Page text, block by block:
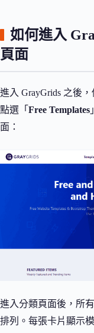
如何進入
頁面
進入 GrayGrids 之後
點選「 Free Templates
面：
進入分類頁面後，所
排列。每張卡片顯示